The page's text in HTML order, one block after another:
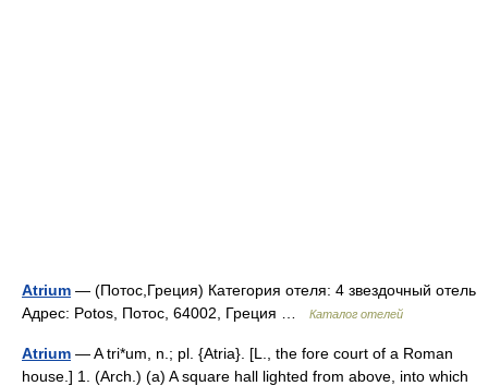
Atrium — (Потос,Греция) Категория отеля: 4 звездочный отель
Адрес: Potos, Потос, 64002, Греция …
Каталог отелей
Atrium — A tri*um, n.; pl. {Atria}. [L., the fore court of a Roman
house.] 1. (Arch.) (a) A square hall lighted from above, into which